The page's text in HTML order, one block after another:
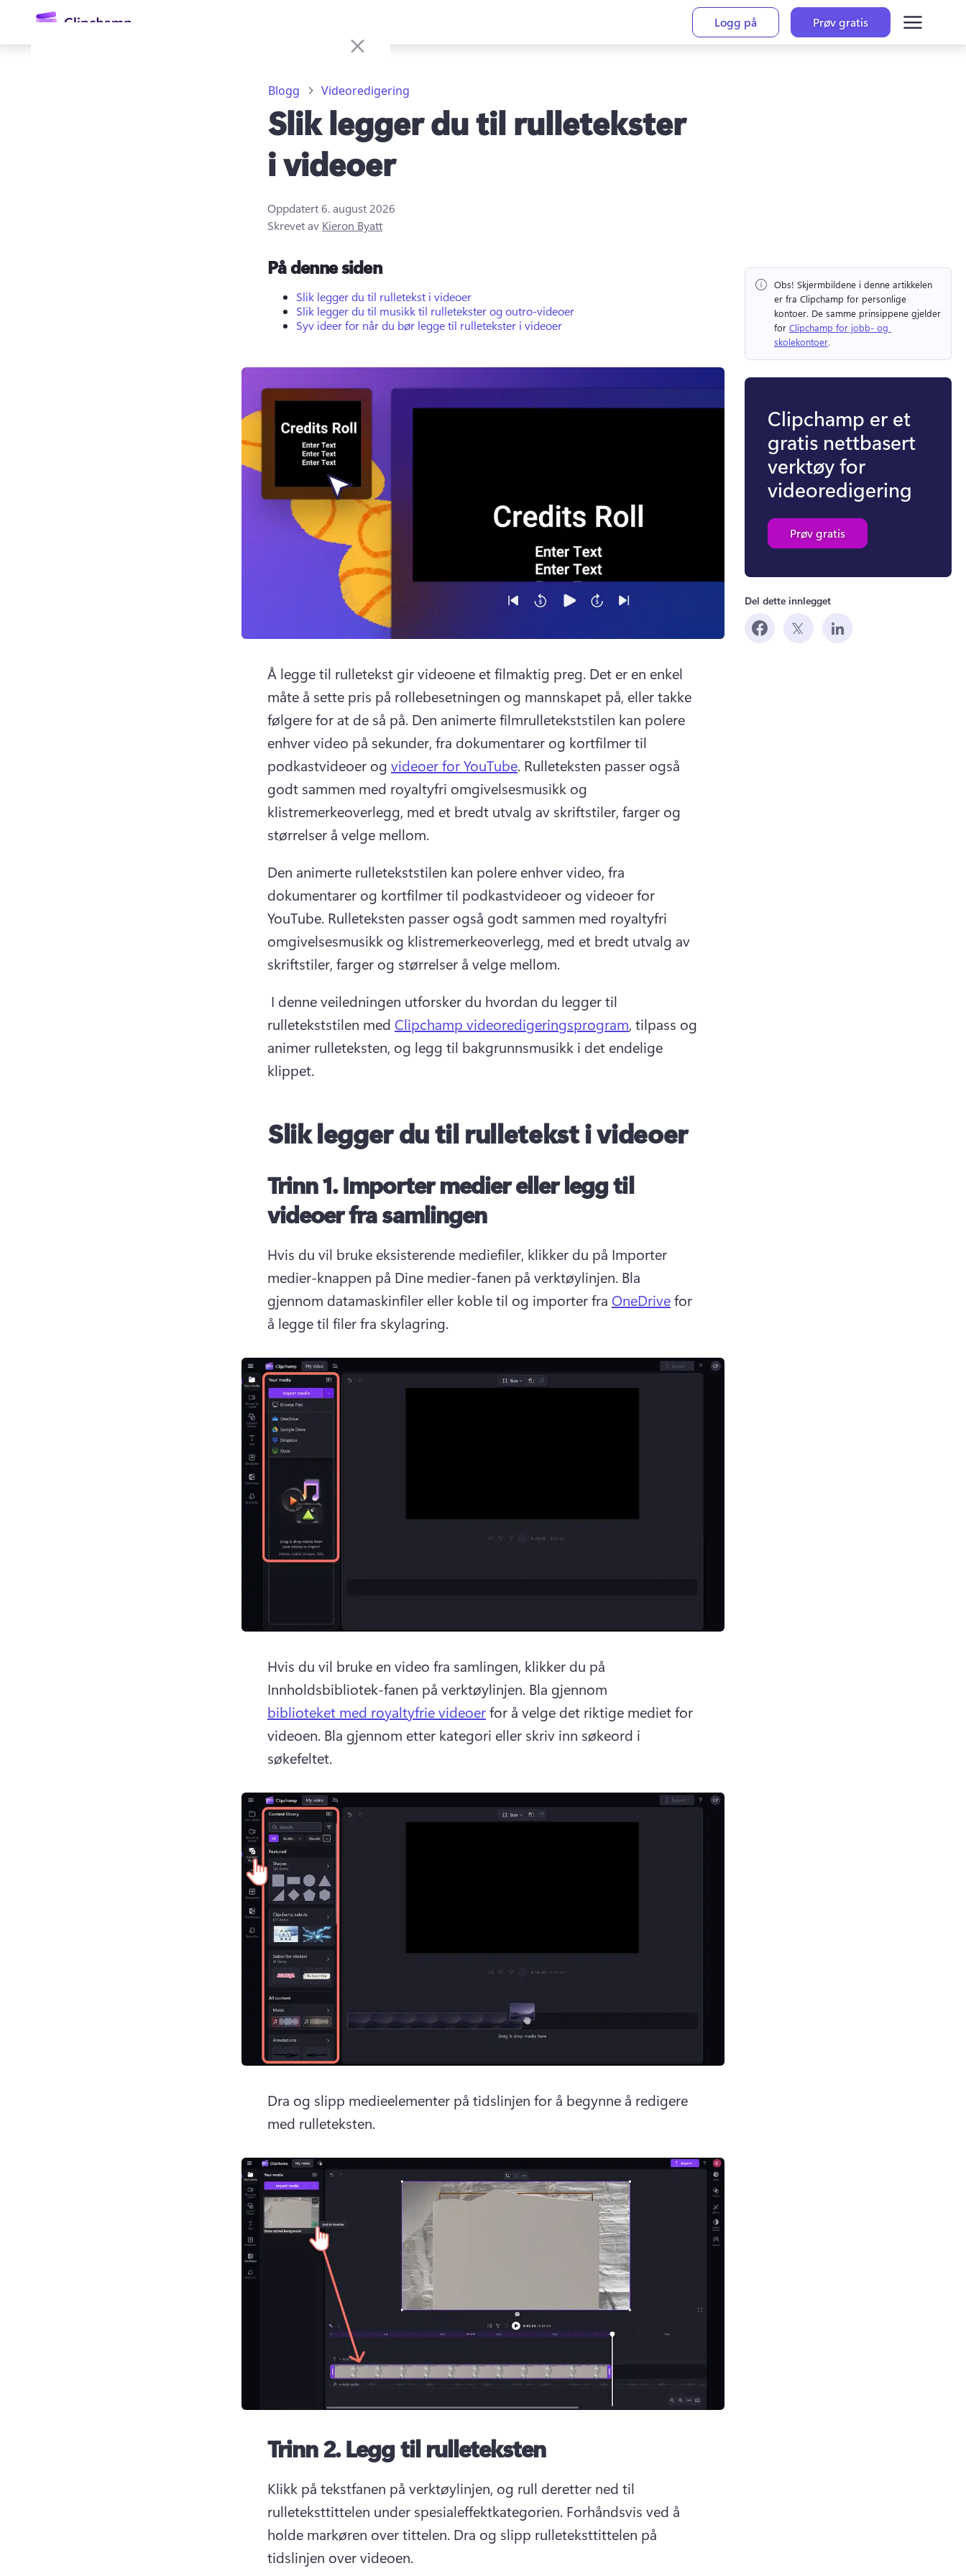
Logg på
Prøv gratis
Blogg Videoredigering
Slik legger du til rulletekster
i videoer
Oppdatert6. august 2026
Skrevet av Kieron Byatt
På denne siden
Slik legger du til rulletekst i videoer
Slik legger du til musikk til rulletekster og outro-videoer
Syv ideer for når du bør legge til rulletekster i videoer
Å legge til rulletekst gir videoene et filmaktig preg. Det er en enkel
måte å sette pris på rollebesetningen og mannskapet på, eller takke
følgere for at de så på. Den animerte filmrulletekststilen kan polere
enhver video på sekunder, fra dokumentarer og kortfilmer til
podkastvideoer og videoer for YouTube. Rulleteksten passer også
godt sammen med royaltyfri omgivelsesmusikk og
klistremerkeoverlegg, med et bredt utvalg av skriftstiler, farger og
størrelser å velge mellom.
Den animerte rulletekststilen kan polere enhver video, fra
dokumentarer og kortfilmer til podkastvideoer og videoer for
YouTube. Rulleteksten passer også godt sammen med royaltyfri
omgivelsesmusikk og klistremerkeoverlegg, med et bredt utvalg av
skriftstiler, farger og størrelser å velge mellom.
rulletekststilen med Clipchamp videoredigeringsprogram, tilpass og
animer rulleteksten, og legg til bakgrunnsmusikk i det endelige
klippet.
Slik legger du til rulletekst i videoer
Trinn 1.Importer medier eller legg til
videoer fra samlingen
Hvis du vil bruke eksisterende mediefiler, klikker du på Importer
medier-knappen på Dine medier-fanen på verktøylinjen. Bla
gjennom datamaskinfiler eller koble til og importer fra OneDrive for
å legge til filer fra skylagring.
Hvis du vil bruke en video fra samlingen, klikker du på
Innholdsbibliotek-fanen på verktøylinjen. Bla gjennom
biblioteket med royaltyfrie videoer for å velge det riktige mediet for
videoen. Bla gjennom etter kategori eller skriv inn søkeord i
søkefeltet.
Dra og slipp medieelementer på tidslinjen for å begynne å redigere
med rulleteksten.
Trinn 2.Legg til rulleteksten
Klikk på tekstfanen på verktøylinjen, og rull deretter ned til
rulleteksttittelen under spesialeffektkategorien. Forhåndsvis ved å
holde markøren over tittelen. Dra og slipp rulleteksttittelen på
tidslinjen over videoen.
Obs! Skjermbildene i denne artikkelen
er fra Clipchamp for personlige
kontoer. De samme prinsippene gjelder
for Clipchamp for jobb- og
skolekontoer.
Clipchamp er et
gratis nettbasert
verktøy for
videoredigering
Prøv gratis
Del dette innlegget